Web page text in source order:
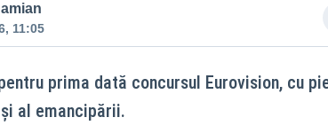
11:05
prima dată concursul Eurovision, cu
al emancipării.